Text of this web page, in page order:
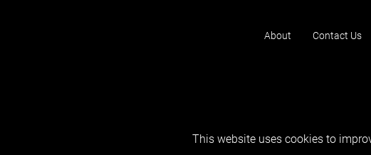
About Contact Us
This website uses cookies to